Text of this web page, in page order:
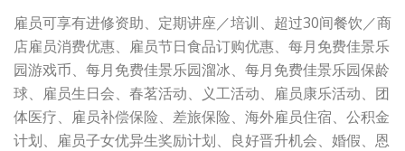
雇员可享有进修资助、定期讲座／培训、超过30间餐饮／商
店雇员消费优惠、雇员节日食品订购优惠、每月免费佳景乐
园游戏币、每月免费佳景乐园溜冰、每月免费佳景乐园保龄
球、雇员生日会、春茗活动、义工活动、雇员康乐活动、团
体医疗、雇员补偿保险、差旅保险、海外雇员住宿、公积金
计划、雇员子女优异生奖励计划、良好晋升机会、婚假、恩